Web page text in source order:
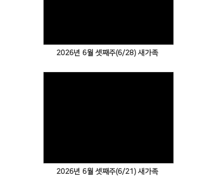
2026년 6월 셋째주(6/28) 새가족
2026년 6월 셋째주(6/21) 새가족